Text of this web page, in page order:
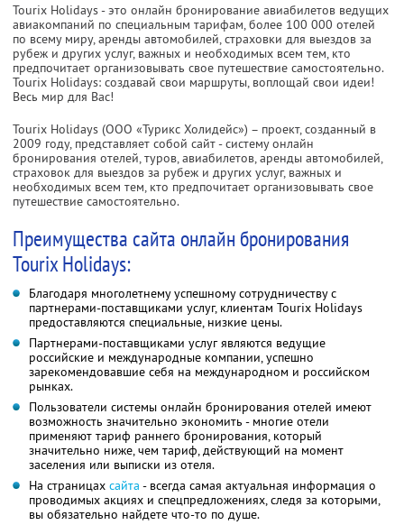
Tourix Holidays - это онлайн бронирование авиабилетов ведущих
авиакомпаний по специальным тарифам, более 100 000 отелей
по всему миру, аренды автомобилей, страховки для выездов за
рубеж и других услуг, важных и необходимых всем тем, кто
предпочитает организовывать свое путешествие самостоятельно.
Tourix Holidays: создавай свои маршруты, воплощай свои идеи!
Весь мир для Вас!
Tourix Holidays (ООО «Турикс Холидейс») – проект, созданный в
2009 году, представляет собой сайт - систему онлайн
бронирования отелей, туров, авиабилетов, аренды автомобилей,
страховок для выездов за рубеж и других услуг, важных и
необходимых всем тем, кто предпочитает организовывать свое
путешествие самостоятельно.
Преимущества сайта онлайн бронирования
Tourix Holidays:
Благодаря многолетнему успешному сотрудничеству с
партнерами-поставщиками услуг, клиентам Tourix Holidays
предоставляются специальные, низкие цены.
Партнерами-поставщиками услуг являются ведущие
российские и международные компании, успешно
зарекомендовавшие себя на международном и российском
рынках.
Пользователи системы онлайн бронирования отелей имеют
возможность значительно экономить - многие отели
применяют тариф раннего бронирования, который
значительно ниже, чем тариф, действующий на момент
заселения или выписки из отеля.
На страницах сайта - всегда самая актуальная информация о
проводимых акциях и спецпредложениях, следя за которыми,
вы обязательно найдете что-то по душе.